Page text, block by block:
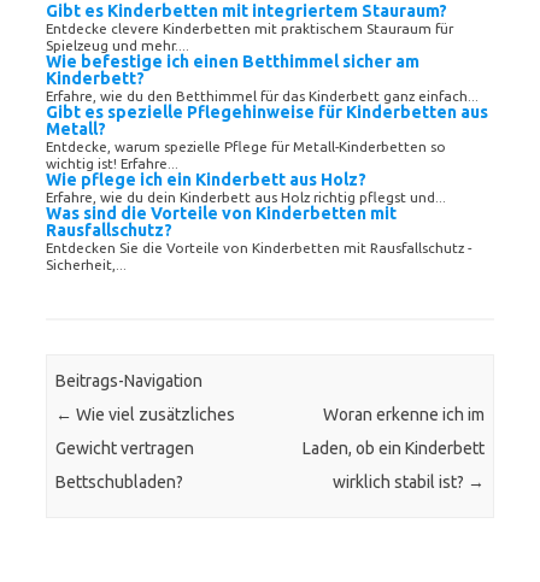
Gibt es Kinderbetten mit integriertem Stauraum?
Entdecke clevere Kinderbetten mit praktischem Stauraum für
Spielzeug und mehr....
Wie befestige ich einen Betthimmel sicher am
Kinderbett?
Erfahre, wie du den Betthimmel für das Kinderbett ganz einfach...
Gibt es spezielle Pflegehinweise für Kinderbetten aus
Metall?
Entdecke, warum spezielle Pflege für Metall-Kinderbetten so
wichtig ist! Erfahre...
Wie pflege ich ein Kinderbett aus Holz?
Erfahre, wie du dein Kinderbett aus Holz richtig pflegst und...
Was sind die Vorteile von Kinderbetten mit
Rausfallschutz?
Entdecken Sie die Vorteile von Kinderbetten mit Rausfallschutz -
Sicherheit,...
Beitrags-Navigation
← Wie viel zusätzliches
Gewicht vertragen
Bettschubladen?
Woran erkenne ich im
Laden, ob ein Kinderbett
wirklich stabil ist? →